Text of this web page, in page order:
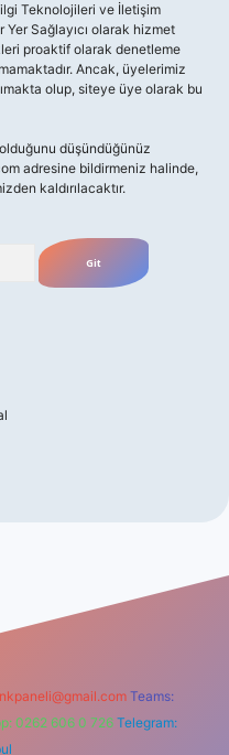
Teknolojileri ve İletişim
Yer Sağlayıcı olarak hizmet
proaktif olarak denetleme
Ancak, üyelerimiz
olup, siteye üye olarak bu
düşündüğünüz
adresine bildirmeniz halinde,
kaldırılacaktır.
Teams:
0262 606 0 726 Telegram: